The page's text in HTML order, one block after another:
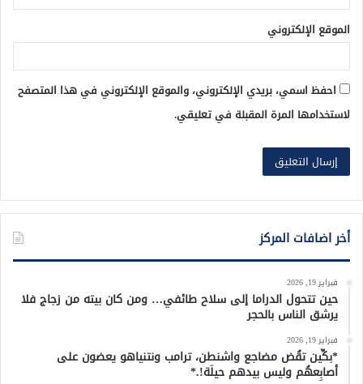
الموقع الإلكتروني
احفظ اسمي، بريدي الإلكتروني، والموقع الإلكتروني في هذا المتصفح
لاستخدامها المرة المقبلة في تعليقي.
أخر اضافات المركز
فبراير 19, 2026
حين تتحول الدراما إلى سلاح طائفي… ومن كان بيته من زجاج فلا
يرشق الناس بالحجر
فبراير 19, 2026
*بكِّين تقُض مضاجع واشنطن، ترامب ونتنياهو يعضون على
أصابِعهُم وليس بيدهم حيلَة!.*